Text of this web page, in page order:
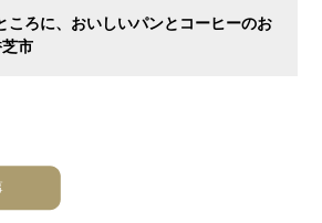
ころに、おいしいパンとコーヒーのお
市